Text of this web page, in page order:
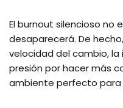
El burnout silencioso no
desaparecerá. De
velocidad del cambio,
presión por hacer más
ambiente perfecto